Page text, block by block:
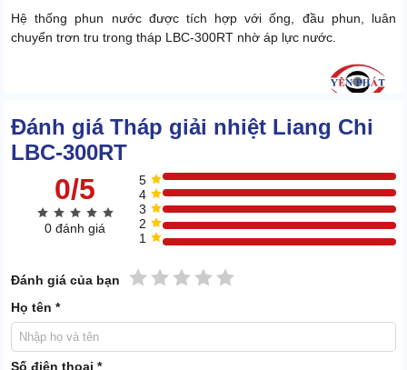
Hệ thống phun nước được tích hợp với ống, đầu phun, luân
chuyển trơn tru trong tháp LBC-300RT nhờ áp lực nước.
Đánh giá Tháp giải nhiệt Liang Chi
LBC-300RT
0/5
0 đánh giá
5
4
3
2
1
Đánh giá của bạn 5 sao
4 sao
3 sao
2 sao
1 sao
Họ tên *
Số điện thoại *